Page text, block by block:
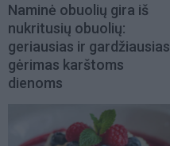
Naminė obuolių gira iš
nukritusių obuolių:
geriausias ir gardžiausias
gėrimas karštoms
dienoms